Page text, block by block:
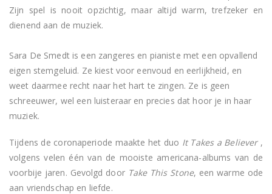
Zijn spel is nooit opzichtig, maar altijd warm, trefzeker en
dienend aan de muziek.
Sara De Smedt is een zangeres en pianiste met een opvallend
eigen stemgeluid. Ze kiest voor eenvoud en eerlijkheid, en
weet daarmee recht naar het hart te zingen. Ze is geen
schreeuwer, wel een luisteraar en precies dat hoor je in haar
muziek.
Tijdens de coronaperiode maakte het duo It Takes a Believer,
volgens velen één van de mooiste americana-albums van de
voorbije jaren. Gevolgd door Take This Stone, een warme ode
aan vriendschap en liefde.